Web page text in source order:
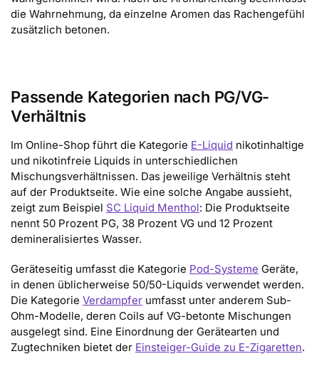
die Wahrnehmung, da einzelne Aromen das Rachengefühl
zusätzlich betonen.
Passende Kategorien nach PG/VG-
Verhältnis
Im Online-Shop führt die Kategorie E-Liquid nikotinhaltige
und nikotinfreie Liquids in unterschiedlichen
Mischungsverhältnissen. Das jeweilige Verhältnis steht
auf der Produktseite. Wie eine solche Angabe aussieht,
zeigt zum Beispiel SC Liquid Menthol: Die Produktseite
nennt 50 Prozent PG, 38 Prozent VG und 12 Prozent
demineralisiertes Wasser.
Geräteseitig umfasst die Kategorie Pod-Systeme Geräte,
in denen üblicherweise 50/50-Liquids verwendet werden.
Die Kategorie Verdampfer umfasst unter anderem Sub-
Ohm-Modelle, deren Coils auf VG-betonte Mischungen
ausgelegt sind. Eine Einordnung der Gerätearten und
Zugtechniken bietet der Einsteiger-Guide zu E-Zigaretten.